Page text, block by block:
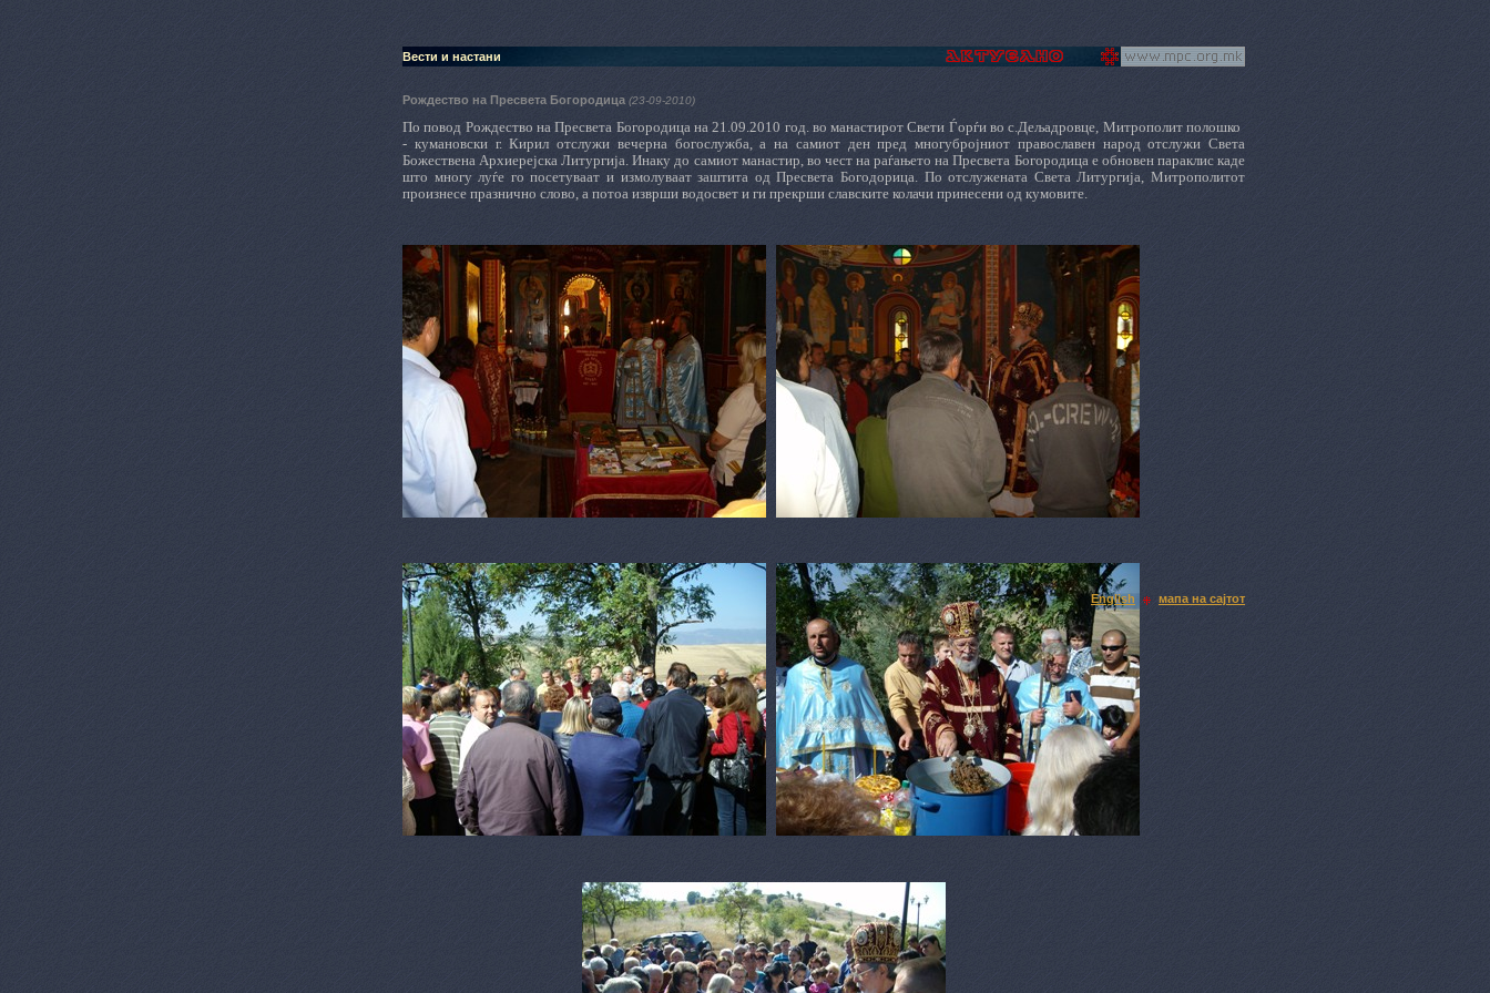
Вести и настани
Рождество на Пресвета Богородица (23-09-2010)
По повод Рождество на Пресвета Богородица на21.09.2010 год. во манастирот Свети Ѓорѓи во с.Дељадровце, Митрополит полошко
- кумановски г. Кирил отслужи вечерна богослужба, а на самиот ден пред многубројниот православен народ отслужи Света
Божествена Архиерејска Литургија. Инаку до самиот манастир, во чест на раѓањето на Пресвета Богородица е обновен параклис каде
што многу луѓе го посетуваат и измолуваат заштита од Пресвета Богодорица. По отслужената Света Литургија, Митрополитот
произнесе празнично слово, а потоа изврши водосвет и ги прекрши славските колачи принесени од кумовите.
English мапа на сајтот